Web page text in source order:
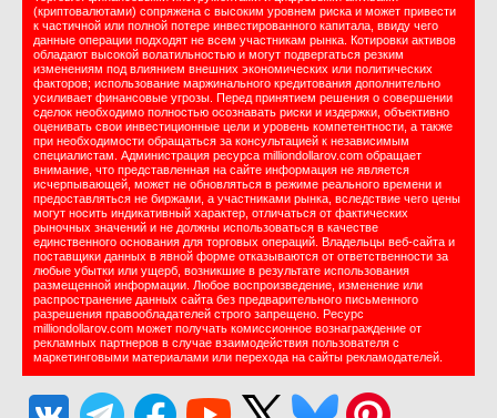
(криптовалютами) сопряжена с высоким уровнем риска и может привести
к частичной или полной потере инвестированного капитала, ввиду чего
данные операции подходят не всем участникам рынка. Котировки активов
обладают высокой волатильностью и могут подвергаться резким
изменениям под влиянием внешних экономических или политических
факторов; использование маржинального кредитования дополнительно
усиливает финансовые угрозы. Перед принятием решения о совершении
сделок необходимо полностью осознавать риски и издержки, объективно
оценивать свои инвестиционные цели и уровень компетентности, а также
при необходимости обращаться за консультацией к независимым
специалистам. Администрация ресурса milliondollarov.com обращает
внимание, что представленная на сайте информация не является
исчерпывающей, может не обновляться в режиме реального времени и
предоставляться не биржами, а участниками рынка, вследствие чего цены
могут носить индикативный характер, отличаться от фактических
рыночных значений и не должны использоваться в качестве
единственного основания для торговых операций. Владельцы веб-сайта и
поставщики данных в явной форме отказываются от ответственности за
любые убытки или ущерб, возникшие в результате использования
размещенной информации. Любое воспроизведение, изменение или
распространение данных сайта без предварительного письменного
разрешения правообладателей строго запрещено. Ресурс
milliondollarov.com может получать комиссионное вознаграждение от
рекламных партнеров в случае взаимодействия пользователя с
маркетинговыми материалами или перехода на сайты рекламодателей.